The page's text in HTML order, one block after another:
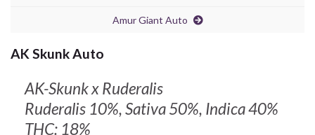
Amur Giant Auto
AK Skunk Auto
AK-Skunk x Ruderalis
Ruderalis 10%, Sativa 50%, Indica 40%
THC: 18%